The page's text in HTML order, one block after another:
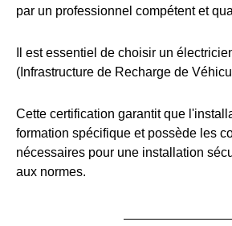
par un professionnel compétent et
Il est essentiel de choisir un
(Infrastructure de Recharge de
Cette certification garantit que
formation spécifique et possède les
nécessaires pour une installation
aux normes.